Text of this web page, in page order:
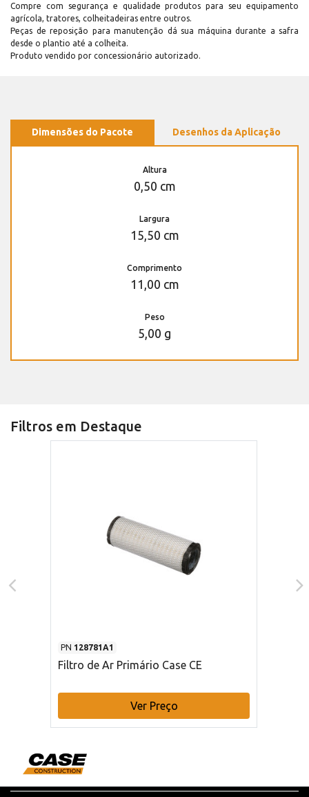
Compre com segurança e qualidade produtos para seu equipamento
agrícola, tratores, colheitadeiras entre outros.
Peças de reposição para manutenção dá sua máquina durante a safra
desde o plantio até a colheita.
Produto vendido por concessionário autorizado.
Dimensões do Pacote Desenhos da Aplicação
Altura
0,50 cm
Largura
15,50 cm
Comprimento
11,00 cm
Peso
5,00 g
Filtros em Destaque
PN 128781A1
Filtro de Ar Primário Case CE
Ver Preço